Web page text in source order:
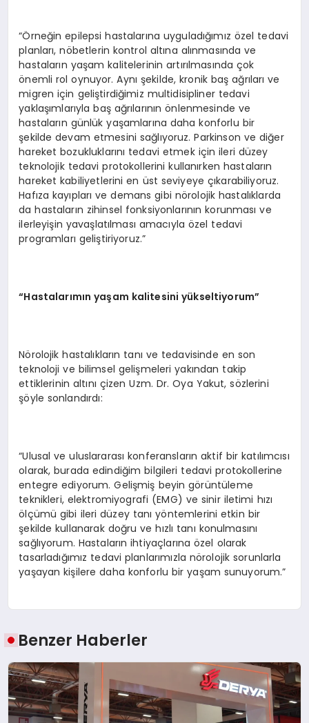
“Örneğin epilepsi hastalarına uyguladığımız özel tedavi
planları, nöbetlerin kontrol altına alınmasında ve
hastaların yaşam kalitelerinin artırılmasında çok
önemli rol oynuyor. Aynı şekilde, kronik baş ağrıları ve
migren için geliştirdiğimiz multidisipliner tedavi
yaklaşımlarıyla baş ağrılarının önlenmesinde ve
hastaların günlük yaşamlarına daha konforlu bir
şekilde devam etmesini sağlıyoruz. Parkinson ve diğer
hareket bozukluklarını tedavi etmek için ileri düzey
teknolojik tedavi protokollerini kullanırken hastaların
hareket kabiliyetlerini en üst seviyeye çıkarabiliyoruz.
Hafıza kayıpları ve demans gibi nörolojik hastalıklarda
da hastaların zihinsel fonksiyonlarının korunması ve
ilerleyişin yavaşlatılması amacıyla özel tedavi
programları geliştiriyoruz.”
“Hastalarımın yaşam kalitesini yükseltiyorum”
Nörolojik hastalıkların tanı ve tedavisinde en son
teknoloji ve bilimsel gelişmeleri yakından takip
ettiklerinin altını çizen Uzm. Dr. Oya Yakut, sözlerini
şöyle sonlandırdı:
“Ulusal ve uluslararası konferansların aktif bir katılımcısı
olarak, burada edindiğim bilgileri tedavi protokollerine
entegre ediyorum. Gelişmiş beyin görüntüleme
teknikleri, elektromiyografi (EMG) ve sinir iletimi hızı
ölçümü gibi ileri düzey tanı yöntemlerini etkin bir
şekilde kullanarak doğru ve hızlı tanı konulmasını
sağlıyorum. Hastaların ihtiyaçlarına özel olarak
tasarladığımız tedavi planlarımızla nörolojik sorunlarla
yaşayan kişilere daha konforlu bir yaşam sunuyorum.”
Benzer Haberler